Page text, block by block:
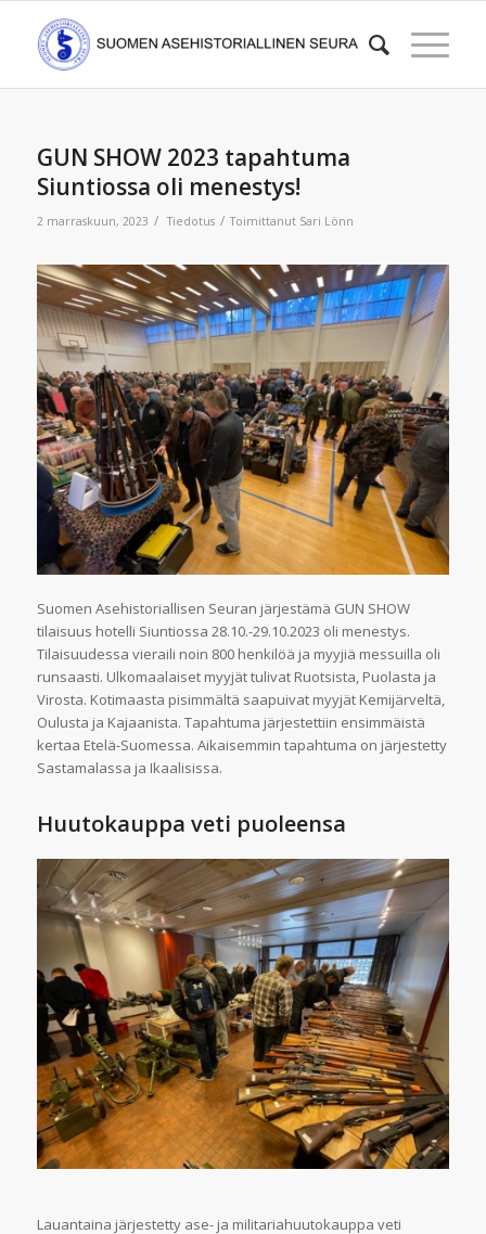
GUN SHOW 2023 tapahtuma
Siuntiossa oli menestys!
2 marraskuun, 2023 / Tiedotus / Toimittanut Sari Lönn
Suomen Asehistoriallisen Seuran järjestämä GUN SHOW
tilaisuus hotelli Siuntiossa 28.10.-29.10.2023 oli menestys.
Tilaisuudessa vieraili noin 800 henkilöä ja myyjiä messuilla oli
runsaasti. Ulkomaalaiset myyjät tulivat Ruotsista, Puolasta ja
Virosta. Kotimaasta pisimmältä saapuivat myyjät Kemijärveltä,
Oulusta ja Kajaanista. Tapahtuma järjestettiin ensimmäistä
kertaa Etelä-Suomessa. Aikaisemmin tapahtuma on järjestetty
Sastamalassa ja Ikaalisissa.
Huutokauppa veti puoleensa
Lauantaina järjestetty ase- ja militariahuutokauppa veti